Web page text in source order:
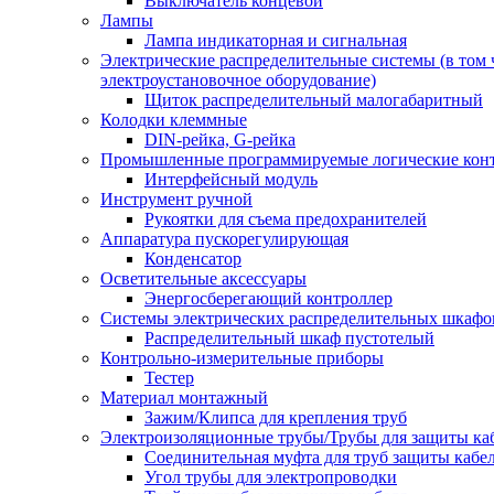
Лампы
Лампа индикаторная и сигнальная
Электрические распределительные системы (в том
электроустановочное оборудование)
Щиток распределительный малогабаритный
Колодки клеммные
DIN-рейка, G-рейка
Промышленные программируемые логические
Интерфейсный модуль
Инструмент ручной
Рукоятки для съема предохранителей
Аппаратура пускорегулирующая
Конденсатор
Осветительные аксессуары
Энергосберегающий контроллер
Системы электрических распределительных
Распределительный шкаф пустотелый
Контрольно-измерительные приборы
Тестер
Материал монтажный
Зажим/Клипса для крепления труб
Электроизоляционные трубы/Трубы для защиты
Соединительная муфта для труб защиты
Угол трубы для электропроводки